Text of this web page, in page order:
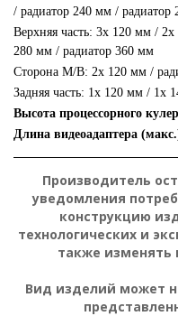
/ радиатор 240 мм /
Верхняя часть: 3x 120 мм /
280 мм / радиатор 360 мм
Сторона M/B: 2x 120 мм /
Задняя часть: 1x 120 мм / 1x
Высота процессорного
Длина видеоадаптера
Производитель
уведомления
конструкцию
технологических и
также изменять
Вид изделий может